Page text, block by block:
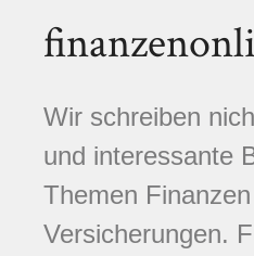
Wir schreiben
und interessante
Themen
Versicherungen.